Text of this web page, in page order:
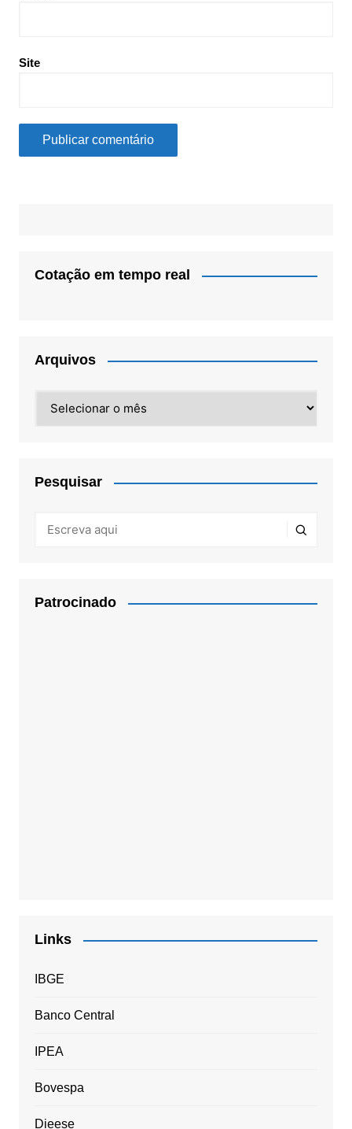
Site
Cotação em tempo real
Arquivos
Pesquisar
Patrocinado
Links
IBGE
Banco Central
IPEA
Bovespa
Dieese